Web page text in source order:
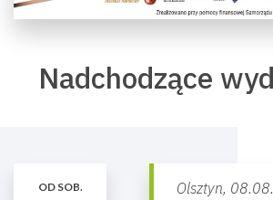
Nadchodzące
OD SOB. Olsztyn,